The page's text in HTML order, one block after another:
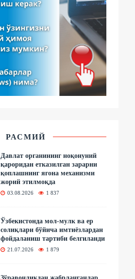
РАСМИЙ
Давлат органининг ноқонуний
қароридан етказилган зарарни
қоплашнинг ягона механизми
жорий этилмоқда
03.08.2026 1 837
Ўзбекистонда мол-мулк ва ер
солиқлари бўйича имтиёзлардан
фойдаланиш тартиби белгиланди
21.07.2026 1 879